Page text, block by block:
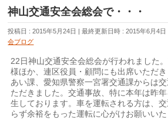
神山交通安全会総会で・・・
投稿日 : 2015年5月24日 最終更新日時 : 2015年6月4日
会ブログ
22日神山交通安全会総会が行われました
様ほか、連区役員・顧問にも出席いただ
あい課、愛知県警察一宮署交通課からは
ただきました。交通事故、特に本年は昨
生しております。車を運転される方は、
らず余裕をもった運転に心がけお願いい